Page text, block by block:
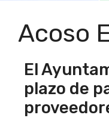
Acoso
El
plazo de